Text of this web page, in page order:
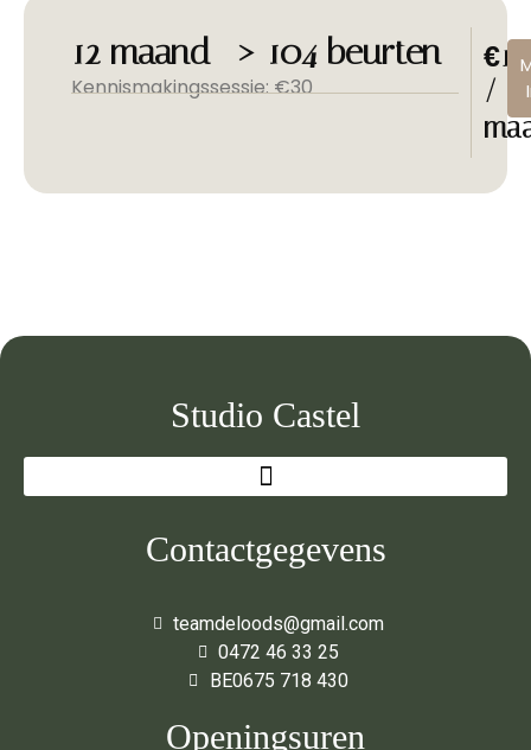
12 maand -> 104 beurten
Kennismakingssessie: €30
/
Studio Castel
Contactgegevens
teamdeloods@gmail.com
0472 46 33 25
BE0675 718 430
Openingsuren